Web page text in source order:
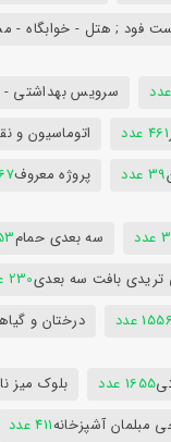
فود ; هتل - خوابگاه -
سرویس بهداشتی
461 عدد اتوماسیون و
39 عدد پروژه معروف167
سه بعدی حمام
تریدی بافت سه بعدی230 عدد
1556 عدد درختان و
1655 عدد بلوک میز
مبلمان آشپزخانه411 عدد